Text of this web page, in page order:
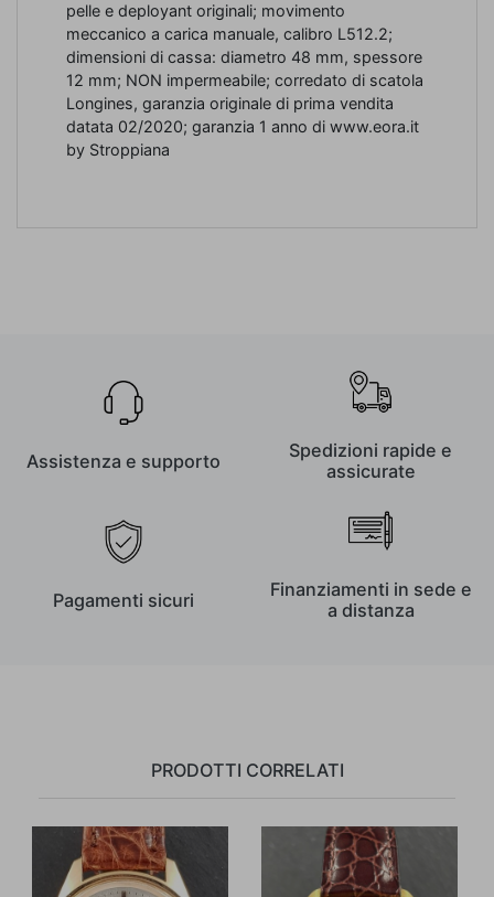
pelle e deployant originali; movimento
meccanico a carica manuale, calibro L512.2;
dimensioni di cassa: diametro 48 mm, spessore
12 mm; NON impermeabile; corredato di scatola
Longines, garanzia originale di prima vendita
datata 02/2020; garanzia 1 anno di www.eora.it
by Stroppiana
Assistenza e supporto
Spedizioni rapide e
assicurate
Pagamenti sicuri
Finanziamenti in sede e
a distanza
PRODOTTI CORRELATI